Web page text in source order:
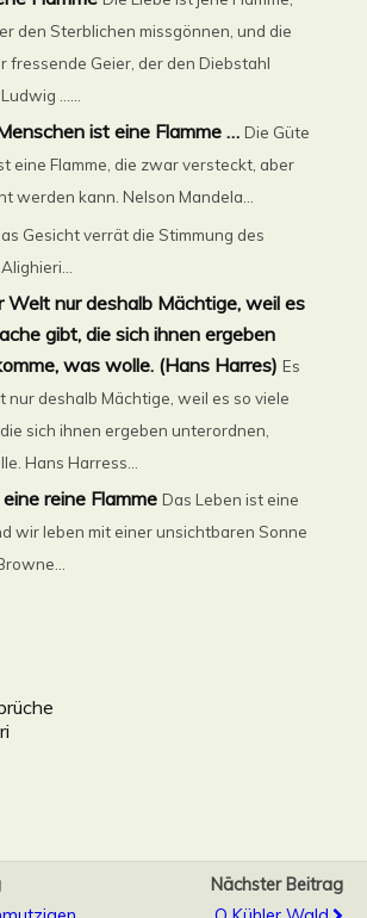
den Sterblichen missgönnen, und die
fressende Geier, der den Diebstahl
......
ist eine Flamme … Die Güte
eine Flamme, die zwar versteckt, aber
werden kann. Nelson Mandela...
Gesicht verrät die Stimmung des
Welt nur deshalb Mächtige, weil es
gibt, die sich ihnen ergeben
was wolle. (Hans Harres) Es
nur deshalb Mächtige, weil es so viele
sich ihnen ergeben unterordnen,
Hans Harress...
reine Flamme Das Leben ist eine
wir leben mit einer unsichtbaren Sonne
Nächster Beitrag